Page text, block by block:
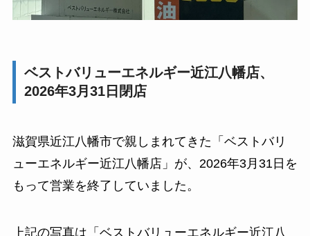
ベストバリューエネルギー近江八幡店、
2026年3月31日閉店
滋賀県近江八幡市で親しまれてきた「ベストバリ
ューエネルギー近江八幡店」が、2026年3月31日を
もって営業を終了していました。
上記の写真は「ベストバリューエネルギー近江八